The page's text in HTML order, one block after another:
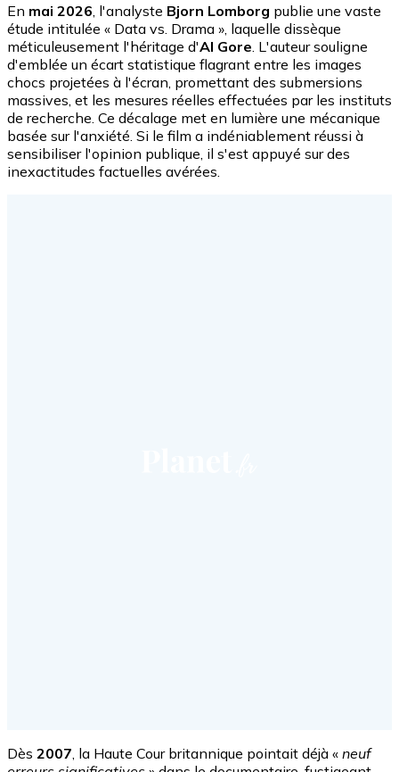
En mai 2026 , l'analyste Bjorn Lomborg publie une vaste
étude intitulée « Data vs. Drama », laquelle dissèque
méticuleusement l'héritage d'Al Gore . L'auteur souligne
d'emblée un écart statistique flagrant entre les images
chocs projetées à l'écran, promettant des submersions
massives, et les mesures réelles effectuées par les instituts
de recherche. Ce décalage met en lumière une mécanique
basée sur l'anxiété. Si le film a indéniablement réussi à
sensibiliser l'opinion publique, il s'est appuyé sur des
inexactitudes factuelles avérées.
Dès 2007 , la Haute Cour britannique pointait déjà « neuf